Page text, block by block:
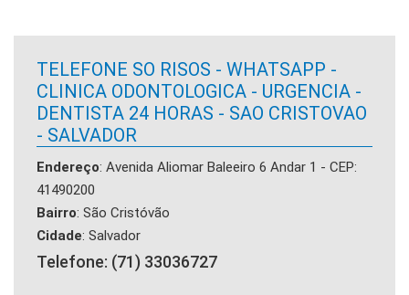
TELEFONE SO RISOS - WHATSAPP -
CLINICA ODONTOLOGICA - URGENCIA -
DENTISTA 24 HORAS - SAO CRISTOVAO
- SALVADOR
Endereço: Avenida Aliomar Baleeiro 6 Andar 1 - CEP:
41490200
Bairro: São Cristóvão
Cidade: Salvador
Telefone: (71) 33036727